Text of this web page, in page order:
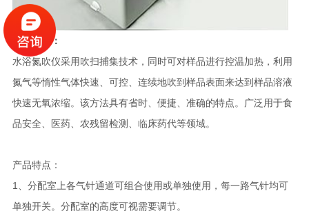
产品说明
：
水浴氮吹仪采用吹扫捕集技术，同时可对样品进行控温加热，利用
氮气等惰性气体快速、可控、连续地吹到样品表面来达到样品溶液
快速无氧浓缩。该方法具有省时、便捷、准确的特点。广泛用于食
品安全、医药、农残留检测、临床药代等领域。
产品特点：
1、分配室上各气针通道可组合使用或单独使用，每一路气针均可
单独开关。分配室的高度可视需要调节。